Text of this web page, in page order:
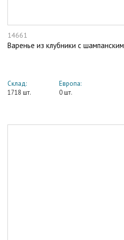
14661
Варенье из клубники с шампанским
Склад:
1718 шт.
Европа:
0 шт.